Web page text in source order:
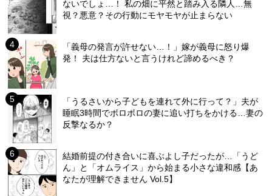
ないでしょ…！ 私の畑に平然と踏み入る隣人…無
視？悪意？その行動にモヤモヤが止まらない
「義母の発言が許せない…！」嫁が義母に怒り爆
発！ 夫は仕方ないと言うけれど諦めるべき？
「うるさいから子どもを連れて外に行って？」夫が
睡眠3時間でボロボロの妻に追い打ちをかける…妻の
反撃なるか？
結婚前提の付き合いに喜ぶよし子だったが…「うど
ん」と「オムライス」から始まる小さな違和感【あ
なたが理解できません Vol.5】